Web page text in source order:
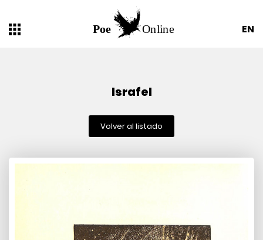
EN
Israfel
Volver al listado